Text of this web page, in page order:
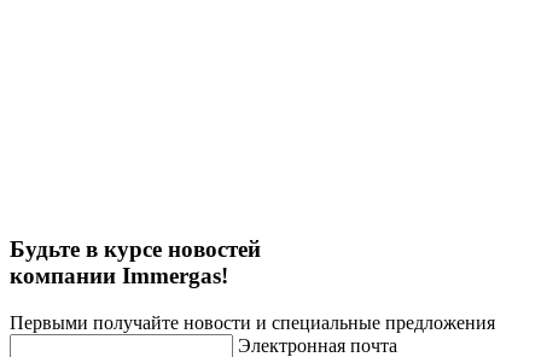
Будьте в курсе новостей
компании Immergas!
Первыми получайте новости и специальные предложения
Электронная почта